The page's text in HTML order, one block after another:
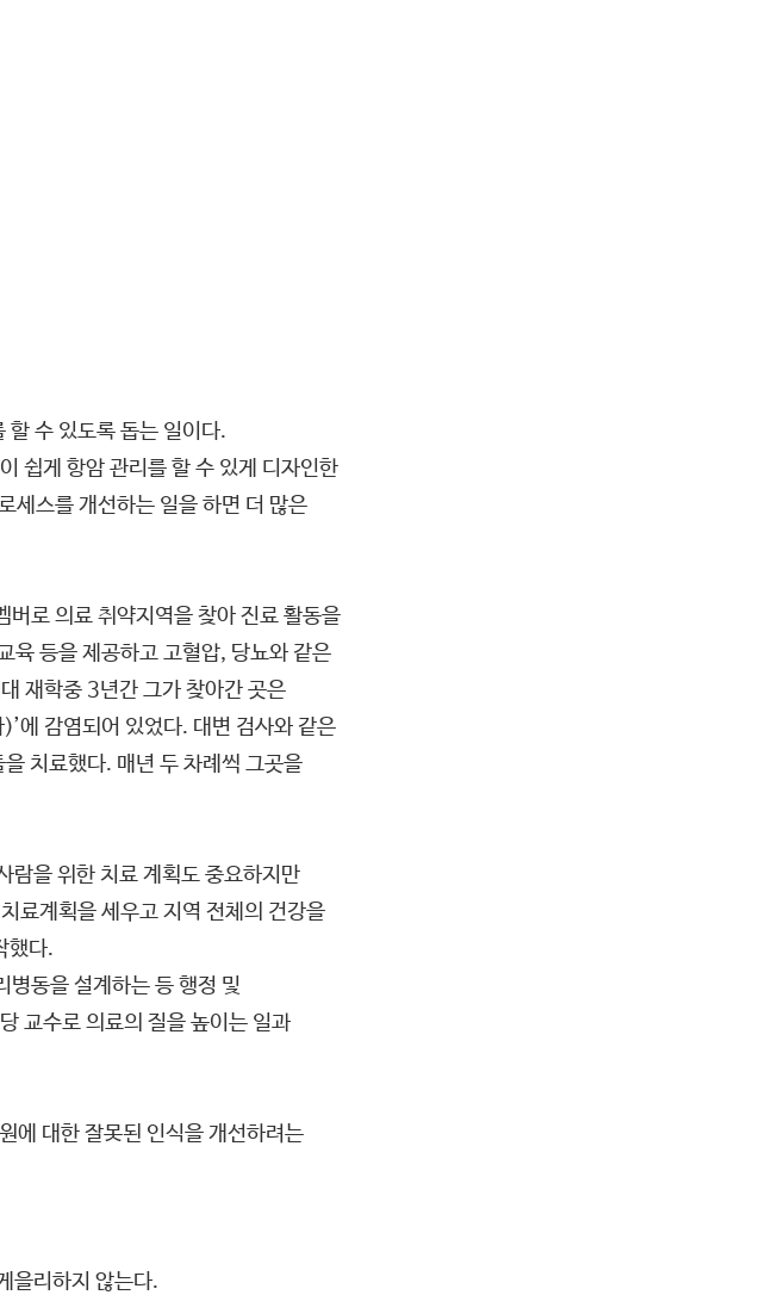
할 수 있도록 돕는 일이다.
쉽게 항암 관리를 할 수 있게 디자인한
세스를 개선하는 일을 하면 더 많은
버로 의료 취약지역을 찾아 진료 활동을
육 등을 제공하고 고혈압, 당뇨와 같은
재학중 3년간 그가 찾아간 곳은
에 감염되어 있었다. 대변 검사와 같은
치료했다. 매년 두 차례씩 그곳을
람을 위한 치료 계획도 중요하지만
료계획을 세우고 지역 전체의 건강을
했다.
병동을 설계하는 등 행정 및
교수로 의료의 질을 높이는 일과
에 대한 잘못된 인식을 개선하려는
을리하지 않는다.